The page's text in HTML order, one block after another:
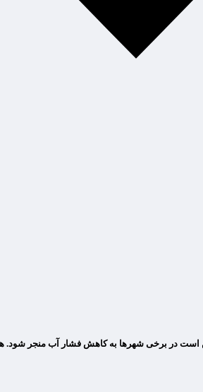
در برخی شهرها به کاهش فشار آب منجر شود.